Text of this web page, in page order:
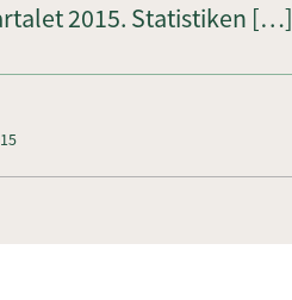
2015. Statistiken […]